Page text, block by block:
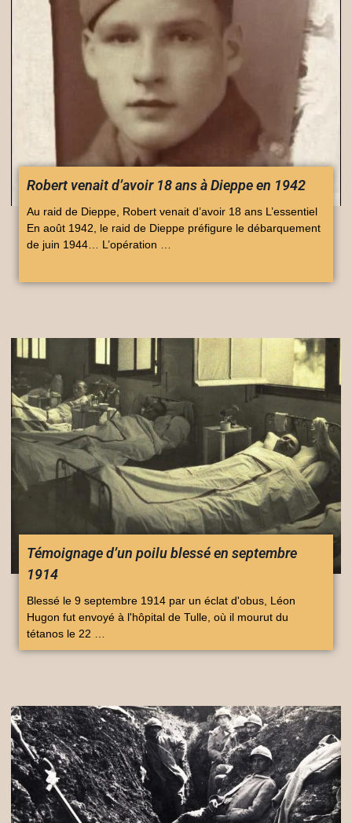
Robert venait d’avoir 18 ans à Dieppe en 1942
Au raid de Dieppe, Robert venait d’avoir 18 ans L’essentiel
En août 1942, le raid de Dieppe préfigure le débarquement
de juin 1944… L’opération …
Témoignage d’un poilu blessé en septembre
1914
Blessé le 9 septembre 1914 par un éclat d'obus, Léon
Hugon fut envoyé à l'hôpital de Tulle, où il mourut du
tétanos le 22 …